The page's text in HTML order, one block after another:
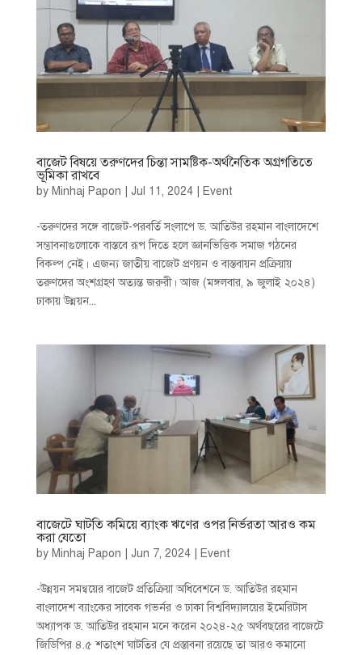
বাজেট বিষয়ে তরুণদের চিন্তা সামষ্টিক-অর্থনৈতিক অগ্রগতিতে
ভূমিকা রাখবে
by Minhaj Papon Jul 11, 2024| Event
-তরুণদের সঙ্গে বাজেট-পরবর্তি সংলাপে ড. আতিউর রহমান বাংলাদেশে
সম্ভাবনাগুলোকে বাস্তবে রূপ দিতে হলে জ্ঞানভিত্তিক সমাজ গঠনের
বিকল্প নেই। এজন্য জাতীয় বাজেট প্রণয়ন ও বাস্তবায়ন প্রক্রিয়ায়
তরুণদের অংশগ্রহণ অত্যন্ত জরুরী। আজ (মঙ্গলবার, ৯ জুলাই ২০২৪)
ঢাকায় উন্নয়ন...
বাজেটে ঘাটতি কমিয়ে ব্যাংক ঋণের ওপর নির্ভরতা আরও কম
করা যেতো
by Minhaj Papon Jun 7, 2024| Event
-উন্নয়ন সমন্বয়ের বাজেট প্রতিক্রিয়া অধিবেশনে ড. আতিউর রহমান
বাংলাদেশ ব্যাংকের সাবেক গভর্নর ও ঢাকা বিশ্ববিদ্যালয়ের ইমেরিটাস
অধ্যাপক ড. আতিউর রহমান মনে করেন ২০২৪-২৫ অর্থবছরের বাজেটে
জিডিপির ৪.৫ শতাংশ ঘাটতির যে প্রস্তাবনা রয়েছে তা আরও কমানো